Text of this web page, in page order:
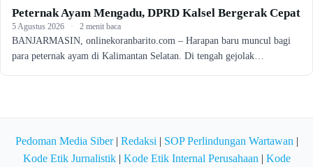
Peternak Ayam Mengadu, DPRD Kalsel Bergerak Cepat
5 Agustus 2026 · 2 menit baca
BANJARMASIN, onlinekoranbarito.com – Harapan baru muncul bagi
para peternak ayam di Kalimantan Selatan. Di tengah gejolak…
Pedoman Media Siber| Redaksi | SOP Perlindungan Wartawan |
Kode Etik Jurnalistik| Kode Etik Internal Perusahaan | Kode